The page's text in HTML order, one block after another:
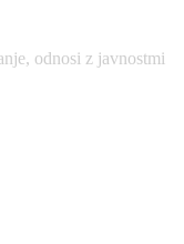
odnosi z javnostmi